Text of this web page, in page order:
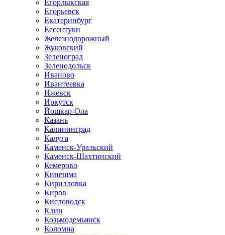
Егорлыкская
Егорьевск
Екатеринбург
Ессентуки
Железнодорожный
Жуковский
Зеленоград
Зеленодольск
Иваново
Ивантеевка
Ижевск
Иркутск
Йошкар-Ола
Казань
Калининград
Калуга
Каменск-Уральский
Каменск-Шахтинский
Кемерово
Кинешма
Кирилловка
Киров
Кисловодск
Клин
Козьмодемьянск
Коломна